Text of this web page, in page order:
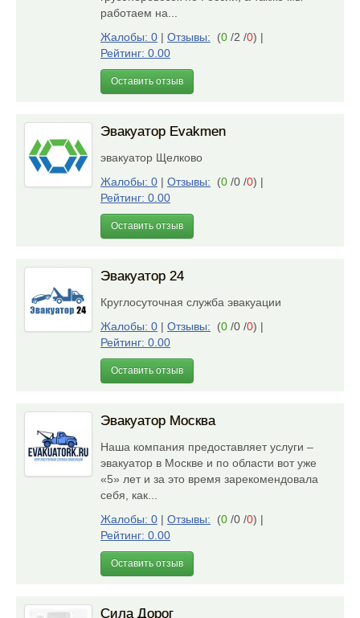
работаем на...
Жалобы: 0 | Отзывы: (0 /2 /0) |
Рейтинг: 0.00
Оставить отзыв
Эвакуатор Evakmen
эвакуатор Щелково
Жалобы: 0 | Отзывы: (0 /0 /0) |
Рейтинг: 0.00
Оставить отзыв
Эвакуатор 24
Круглосуточная служба эвакуации
Жалобы: 0 | Отзывы: (0 /0 /0) |
Рейтинг: 0.00
Оставить отзыв
Эвакуатор Москва
Наша компания предоставляет услуги –
эвакуатор в Москве и по области вот уже
«5» лет и за это время зарекомендовала
себя, как...
Жалобы: 0 | Отзывы: (0 /0 /0) |
Рейтинг: 0.00
Оставить отзыв
Сила Дорог